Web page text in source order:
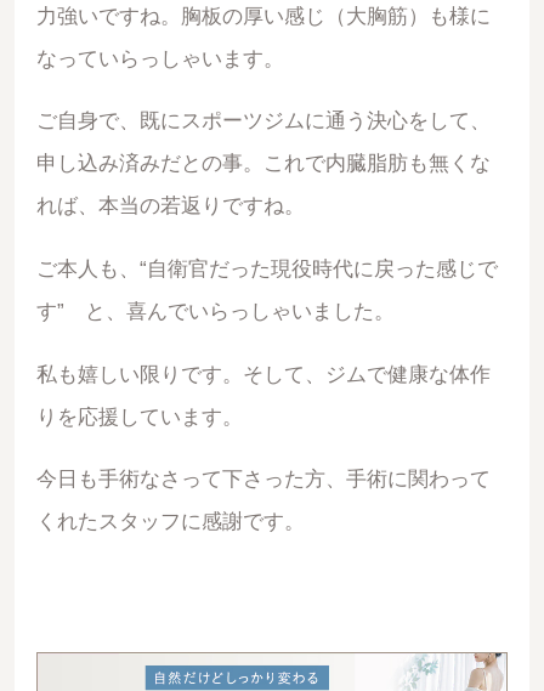
力強いですね。胸板の厚い感じ（大胸筋）も様に
なっていらっしゃいます。
ご自身で、既にスポーツジムに通う決心をして、
申し込み済みだとの事。これで内臓脂肪も無くな
れば、本当の若返りですね。
ご本人も、“自衛官だった現役時代に戻った感じで
す” と、喜んでいらっしゃいました。
私も嬉しい限りです。そして、ジムで健康な体作
りを応援しています。
今日も手術なさって下さった方、手術に関わって
くれたスタッフに感謝です。